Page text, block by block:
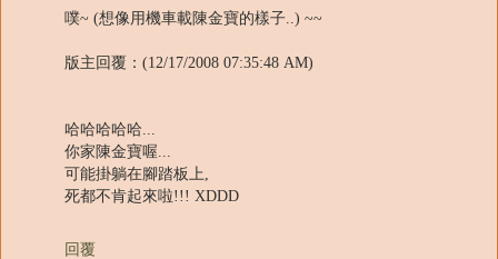
噗~ (想像用機車載陳金寶的樣子..) ~~
版主回覆：(12/17/2008 07:35:48 AM)
哈哈哈哈哈...
你家陳金寶喔...
可能掛躺在腳踏板上,
死都不肯起來啦!!! XDDD
回覆